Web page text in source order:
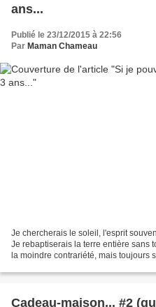
ans...
Publié le 23/12/2015 à 22:56
Par Maman Chameau
Je chercherais le soleil, l'esprit
Je rebaptiserais la terre entière sans
la moindre contrariété, mais toujours
Cadeau-maison... #2